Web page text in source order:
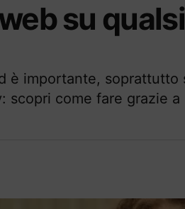
su
è importante, soprattutto
scopri come fare grazie a